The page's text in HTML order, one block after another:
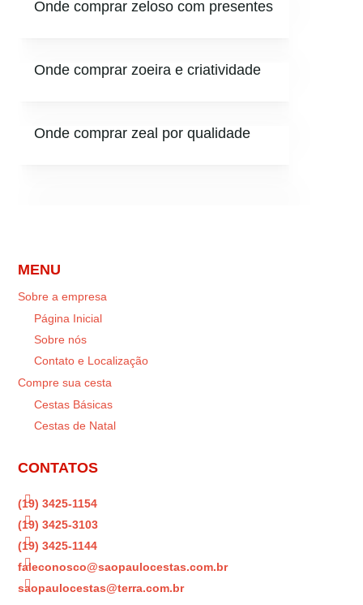
Onde comprar zeloso com presentes
Onde comprar zoeira e criatividade
Onde comprar zeal por qualidade
MENU
Sobre a empresa
Página Inicial
Sobre nós
Contato e Localização
Compre sua cesta
Cestas Básicas
Cestas de Natal
CONTATOS

(19) 3425-1154

(19) 3425-3103

(19) 3425-1144

faleconosco@saopaulocestas.com.br

saopaulocestas@terra.com.br